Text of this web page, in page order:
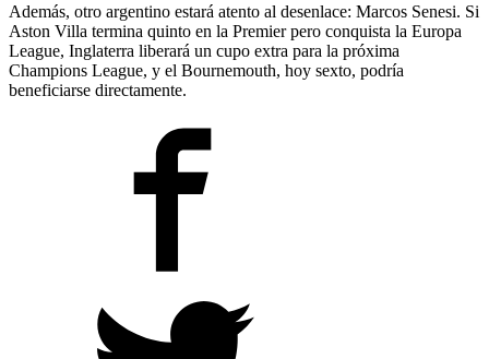
Además, otro argentino estará atento al desenlace: Marcos Senesi. Si
Aston Villa termina quinto en la Premier pero conquista la Europa
League, Inglaterra liberará un cupo extra para la próxima
Champions League, y el Bournemouth, hoy sexto, podría
beneficiarse directamente.